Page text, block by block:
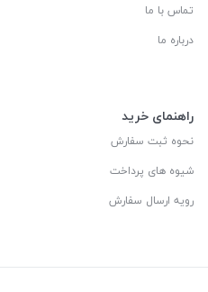
تماس با ما
درباره ما
راهنمای خرید
نحوه ثبت سفارش
شیوه های پرداخت
رویه ارسال سفارش